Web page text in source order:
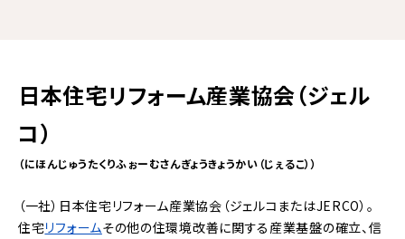
日本住宅リフォーム産業協会（ジェル
コ）
（にほんじゅうたくりふぉーむさんぎょうきょうかい（じぇるこ））
（一社）日本住宅リフォーム産業協会（ジェルコまたはJERCO）。
住宅リフォームその他の住環境改善に関する産業基盤の確立、信